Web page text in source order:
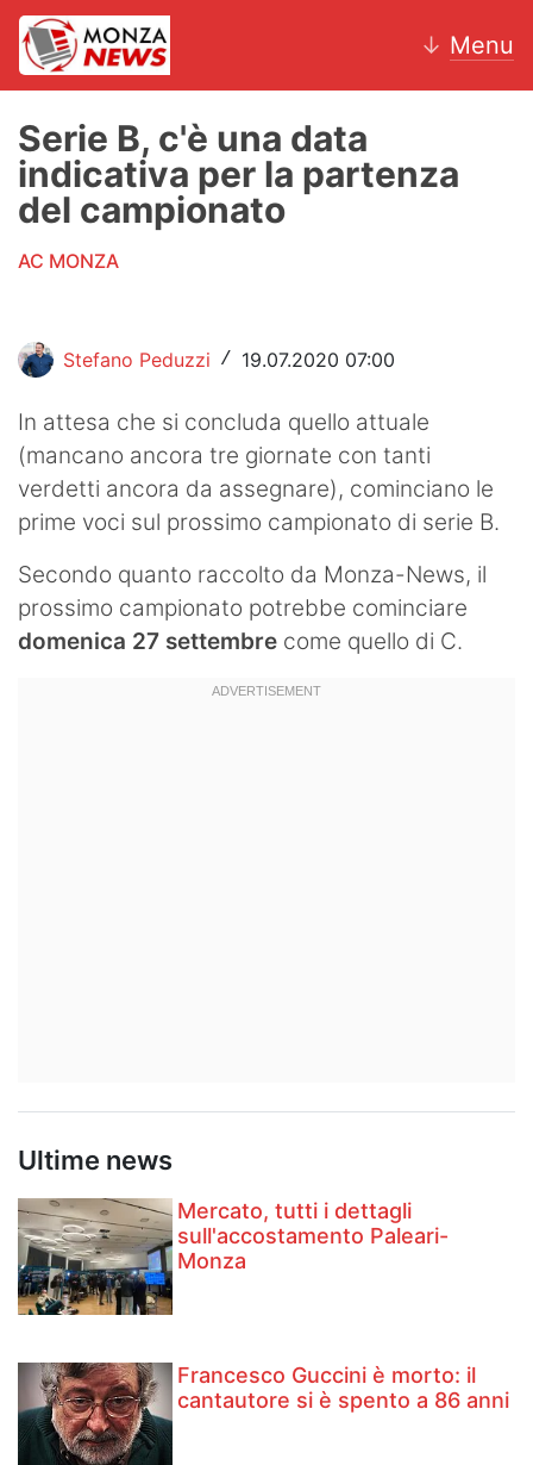
↓ Menu
News
AC Monza
Motori
Volley
Hockey
Altri sport
Hockey
Pallanuoto
Serie B, c'è una data
indicativa per la partenza
del campionato
AC MONZA
Stefano Peduzzi / 19.07.2020 07:00
In attesa che si concluda quello attuale
(mancano ancora tre giornate con tanti
verdetti ancora da assegnare), cominciano le
prime voci sul prossimo campionato di serie B.
Secondo quanto raccolto da Monza-News, il
prossimo campionato potrebbe cominciare
domenica 27 settembre come quello di C.
Ultime news
Mercato, tutti i dettagli
sull'accostamento Paleari-
Monza
Francesco Guccini è morto: il
cantautore si è spento a 86 anni